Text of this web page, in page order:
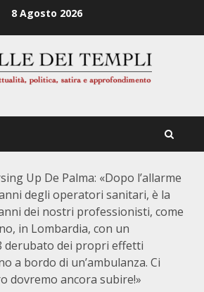
8 Agosto 2026
Up De Palma: «Dopo l’allarme
degli operatori sanitari, è la
dei nostri professionisti, come
in Lombardia, con un
derubato dei propri effetti
a bordo di un’ambulanza. Ci
dovremo ancora subire!»